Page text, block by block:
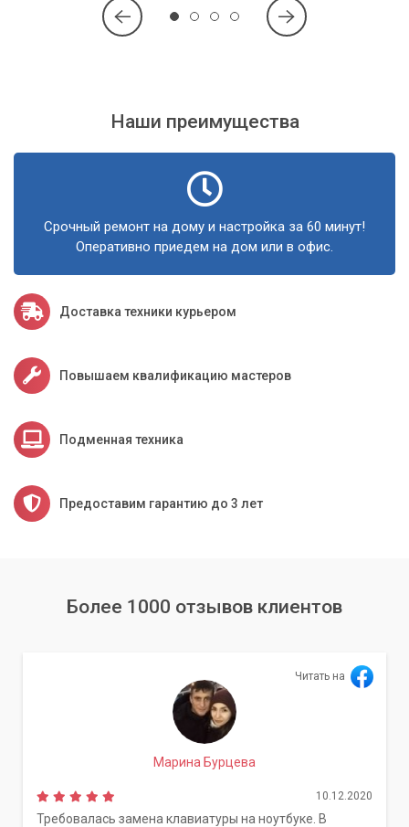
Наши преимущества
Срочный ремонт на дому и настройка за 60 минут!
Оперативно приедем на дом или в офис.
Доставка техники курьером
Повышаем квалификацию мастеров
Подменная техника
Предоставим гарантию до 3 лет
Более 1000 отзывов клиентов
Читать на
Марина Бурцева
10.12.2020
Требовалась замена клавиатуры на ноутбуке. В